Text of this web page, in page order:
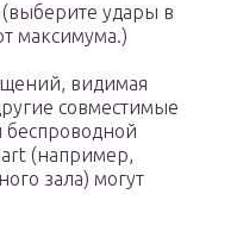
удары в
максимума.)
видимая
совместимые
беспроводной
(например,
зала) могут